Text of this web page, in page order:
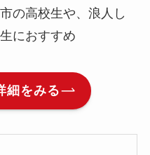
の高校生や、浪人し
におすすめ
細をみる